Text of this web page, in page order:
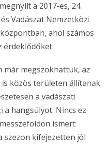
a 2017-es, 24.
Vadászat Nemzetközi
ahol számos
érdeklődőket.
már megszokhattuk, az
közös területen állítanak
a vadászati
a hangsúlyot. Nincs ez
ismert
szezon kifejezetten jól